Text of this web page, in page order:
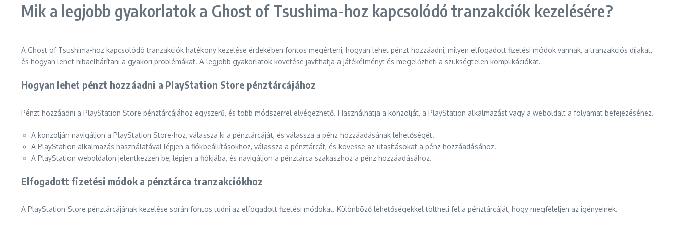
Mik a legjobb gyakorlatok a Ghost of Tsushima-hoz kapcsolódó tranzakciók kezelésére?
A Ghost of Tsushima-hoz kapcsolódó tranzakciók hatékony kezelése érdekében fontos megérteni, hogyan lehet pénzt hozzáadni, milyen elfogadott fizetési módok vannak, a tranzakciós díjakat,
és hogyan lehet hibaelhárítani a gyakori problémákat. A legjobb gyakorlatok követése javíthatja a játékélményt és megelőzheti a szükségtelen komplikációkat.
Hogyan lehet pénzt hozzáadni a PlayStation Store pénztárcájához
Pénzt hozzáadni a PlayStation Store pénztárcájához egyszerű, és több módszerrel elvégezhető. Használhatja a konzolját, a PlayStation alkalmazást vagy a weboldalt a folyamat befejezéséhez.
A konzolján navigáljon a PlayStation Store-hoz, válassza ki a pénztárcáját, és válassza a pénz hozzáadásának lehetőségét.
A PlayStation alkalmazás használatával lépjen a fiókbeállításokhoz, válassza a pénztárcát, és kövesse az utasításokat a pénz hozzáadásához.
A PlayStation weboldalon jelentkezzen be, lépjen a fiókjába, és navigáljon a pénztárca szakaszhoz a pénz hozzáadásához.
Elfogadott fizetési módok a pénztárca tranzakciókhoz
A PlayStation Store pénztárcájának kezelése során fontos tudni az elfogadott fizetési módokat. Különböző lehetőségekkel töltheti fel a pénztárcáját, hogy megfeleljen az igényeinek.